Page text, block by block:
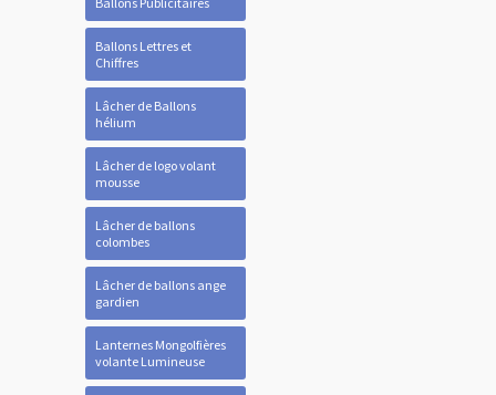
Ballons Lettres et
Chiffres
Lâcher de Ballons
hélium
Lâcher de logo volant
mousse
Lâcher de ballons
colombes
Lâcher de ballons ange
gardien
Lanternes Mongolfières
volante Lumineuse